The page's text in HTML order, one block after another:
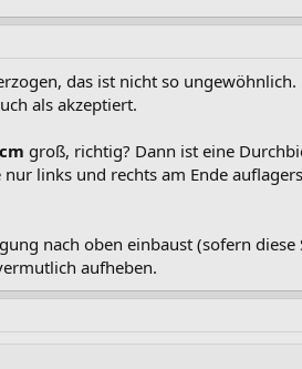
das ist nicht so
als akzeptiert.
cm groß, richtig? Dann ist eine
links und rechts am Ende
nach oben einbaust (sofern
aufheben.